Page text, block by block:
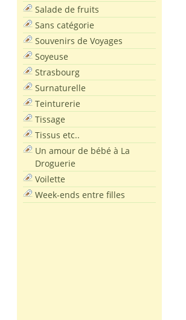
Salade de fruits
Sans catégorie
Souvenirs de Voyages
Soyeuse
Strasbourg
Surnaturelle
Teinturerie
Tissage
Tissus etc..
Un amour de bébé à La
Droguerie
Voilette
Week-ends entre filles